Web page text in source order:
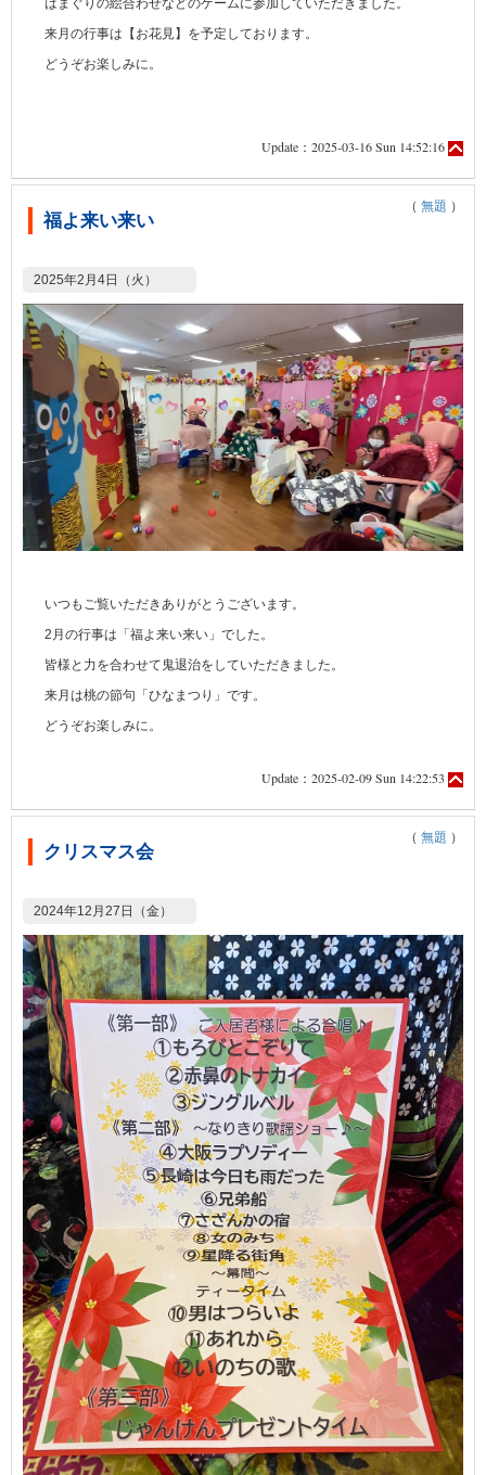
はまぐりの絵合わせなどのゲームに参加していただきました。
来月の行事は【お花見】を予定しております。
どうぞお楽しみに。
Update：2025-03-16 Sun 14:52:16
福よ来い来い
（ 無題 ）
2025年2月4日（火）
いつもご覧いただきありがとうございます。
2月の行事は「福よ来い来い」でした。
皆様と力を合わせて鬼退治をしていただきました。
来月は桃の節句「ひなまつり」です。
どうぞお楽しみに。
Update：2025-02-09 Sun 14:22:53
クリスマス会
（ 無題 ）
2024年12月27日（金）